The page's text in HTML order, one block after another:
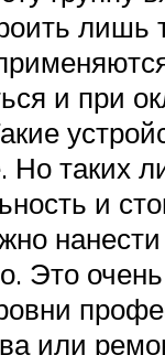
и при
Но таких
и
Это
или